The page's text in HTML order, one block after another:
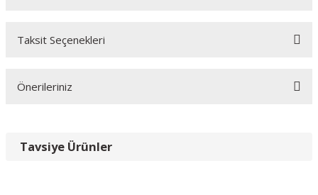
Taksit Seçenekleri
Önerileriniz
kullanarak tarafımıza iletebilirsiniz.
Tavsiye Ürünler